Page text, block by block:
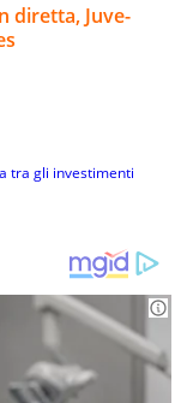
diretta, Juve-
tra gli investimenti